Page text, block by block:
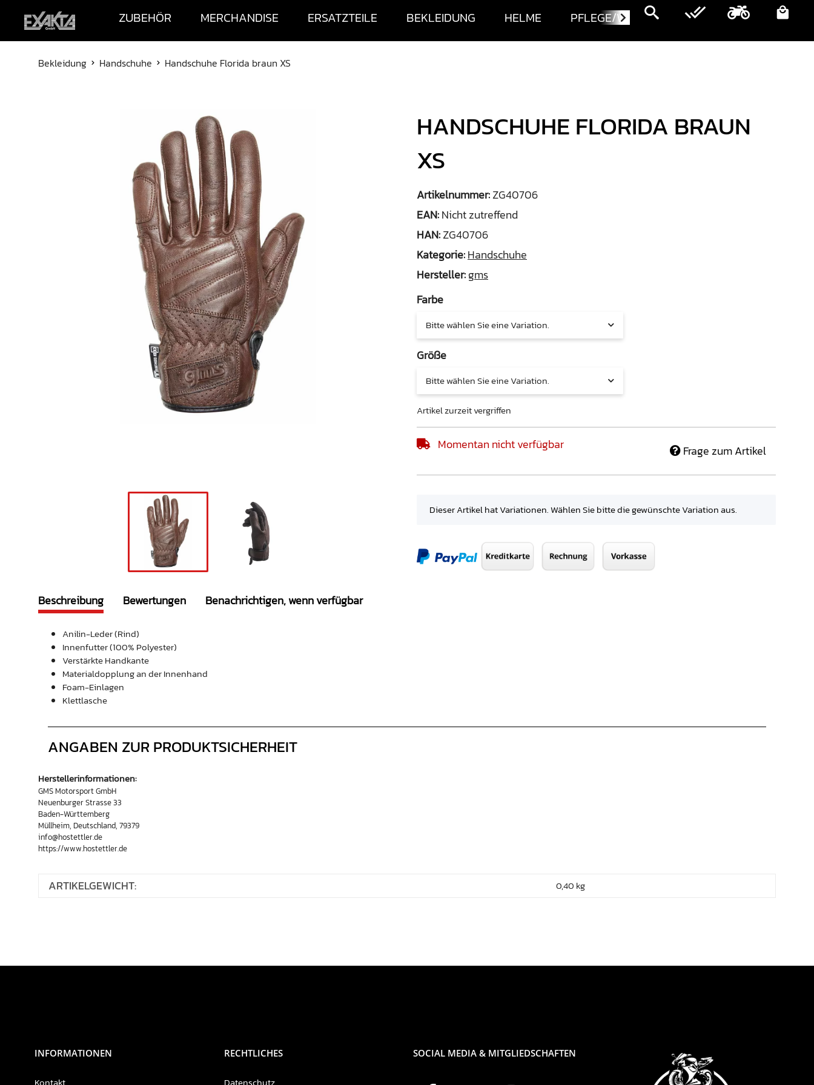
ZUBEHÖR MERCHANDISE ERSATZTEILE BEKLEIDUNG HELME PFLEGE/WARTUNG MOTORRÄDER
Bekleidung Handschuhe Handschuhe Florida braun XS
HANDSCHUHE FLORIDA BRAUN
XS
Artikelnummer:ZG40706
EAN:Nicht zutreffend
HAN:ZG40706
Kategorie:Handschuhe
Hersteller:gms
Farbe
Bitte wählen Sie eine Variation.
Größe
Bitte wählen Sie eine Variation.
Artikel zurzeit vergriffen
Momentan nicht verfügbar Frage zum Artikel
x
Dieser Artikel hat Variationen. Wählen Sie bitte die gewünschte Variation aus.
Beschreibung Bewertungen Benachrichtigen, wenn verfügbar
Anilin-Leder (Rind)
Innenfutter (100% Polyester)
Verstärkte Handkante
Materialdopplung an der Innenhand
Foam-Einlagen
Klettlasche
ANGABEN ZUR PRODUKTSICHERHEIT
Herstellerinformationen:
GMS Motorsport GmbH
Neuenburger Strasse 33
Baden-Württemberg
Müllheim, Deutschland, 79379
info@hostettler.de
https://www.hostettler.de
ARTIKELGEWICHT: 0,40 kg
INFORMATIONEN
Kontakt
RECHTLICHES
Datenschutz
SOCIAL MEDIA & MITGLIEDSCHAFTEN